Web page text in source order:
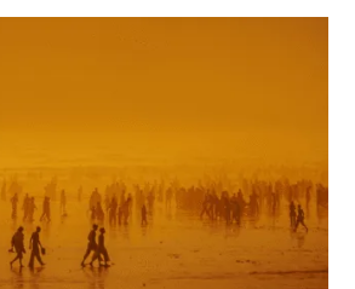
mercurio
tóxico
en
los
océanos